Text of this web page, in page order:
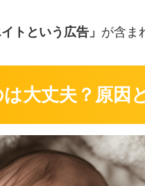
トという広告」 が含ま
大丈夫？原因